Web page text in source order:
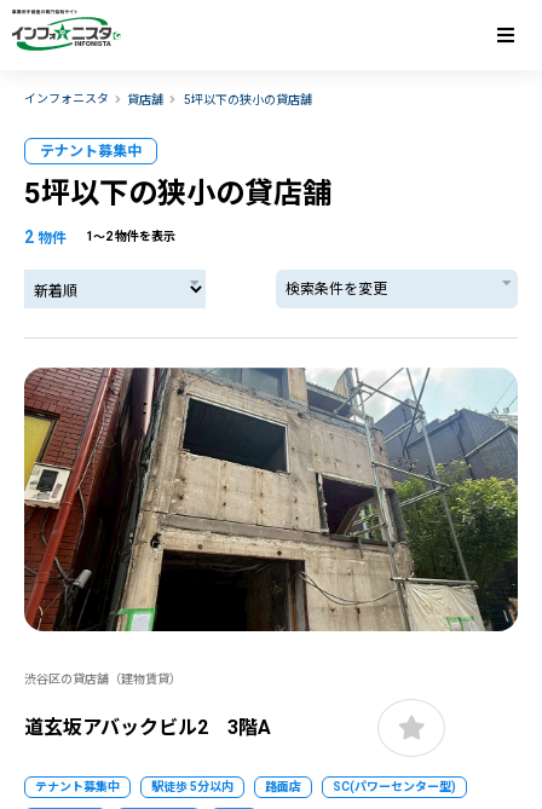
インフォニスタ 貸店舗 5坪以下の狭小の貸店舗
テナント募集中
5坪以下の狭小の貸店舗
2 物件 1〜2 物件を表示
検索条件を変更
渋谷区の貸店舗（建物賃貸）
道玄坂アバックビル2 3階A
テナント募集中 駅徒歩 5分以内 路面店 SC(パワーセンター型)